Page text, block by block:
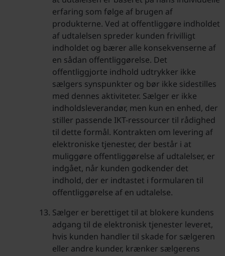
erfaring som følge af brugen af
produkterne. Ved at offentliggøre indholdet
af udtalelsen spreder kunden frivilligt
indholdet og bærer alle konsekvenserne af
en sådan offentliggørelse. Det
offentliggjorte indhold udtrykker ikke
sælgers synspunkter og bør ikke sidestilles
med dennes aktiviteter. Sælger er ikke
indholdsleverandør, men kun en enhed, der
stiller passende IKT-ressourcer til rådighed
til dette formål. Kontrakten om levering af
elektroniske tjenester, der består i at
muliggøre offentliggørelse af udtalelser, er
indgået, når kunden godkender det
indhold, der er indtastet i formularen til
offentliggørelse af en udtalelse.
Sælger er berettiget til at blokere kundens
adgang til de elektronisk tjenester leveret,
hvis kunden handler til skade for sælgeren
eller andre kunder, krænker sælgerens